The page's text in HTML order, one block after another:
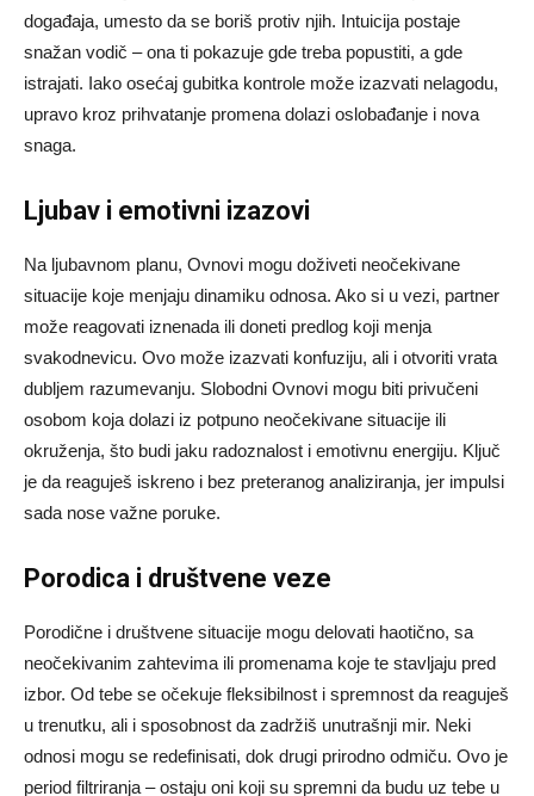
događaja, umesto da se boriš protiv njih. Intuicija postaje
snažan vodič – ona ti pokazuje gde treba popustiti, a gde
istrajati. Iako osećaj gubitka kontrole može izazvati nelagodu,
upravo kroz prihvatanje promena dolazi oslobađanje i nova
snaga.
Ljubav i emotivni izazovi
Na ljubavnom planu, Ovnovi mogu doživeti neočekivane
situacije koje menjaju dinamiku odnosa. Ako si u vezi, partner
može reagovati iznenada ili doneti predlog koji menja
svakodnevicu. Ovo može izazvati konfuziju, ali i otvoriti vrata
dubljem razumevanju. Slobodni Ovnovi mogu biti privučeni
osobom koja dolazi iz potpuno neočekivane situacije ili
okruženja, što budi jaku radoznalost i emotivnu energiju. Ključ
je da reaguješ iskreno i bez preteranog analiziranja, jer impulsi
sada nose važne poruke.
Porodica i društvene veze
Porodične i društvene situacije mogu delovati haotično, sa
neočekivanim zahtevima ili promenama koje te stavljaju pred
izbor. Od tebe se očekuje fleksibilnost i spremnost da reaguješ
u trenutku, ali i sposobnost da zadržiš unutrašnji mir. Neki
odnosi mogu se redefinisati, dok drugi prirodno odmiču. Ovo je
period filtriranja – ostaju oni koji su spremni da budu uz tebe u